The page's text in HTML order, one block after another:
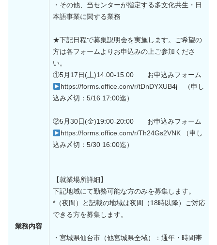
業務内容
・その他、当センターが指定する多文化共生・日
本語事業に関する業務
★下記日程で募集説明会を実施します。ご希望の
方は各フォームよりお申込みの上ご参加くださ
い。
①5月17日(土)14:00-15:00 お申込みフォーム
https://forms.office.com/r/tDnDYXUB4j （申し
込み〆切：5/16 17:00迄）
②5月30日(金)19:00-20:00 お申込みフォーム
https://forms.office.com/r/Th24Gs2VNK （申し
込み〆切：5/30 16:00迄）
【就業場所詳細】
下記地域にて勤務可能な方のみを募集します。
*（夜間）と記載の地域は夜間（18時以降）ご対応
できる方を募集します。
・宮城県仙台市（他宮城県全域）：通年・時間帯